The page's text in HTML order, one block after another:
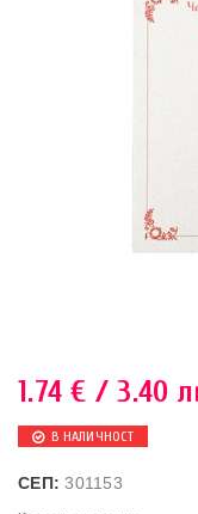
1.74€ / 3.40
В НАЛИЧНОСТ
СЕП:301153